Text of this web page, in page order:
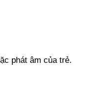
phát âm của trẻ.